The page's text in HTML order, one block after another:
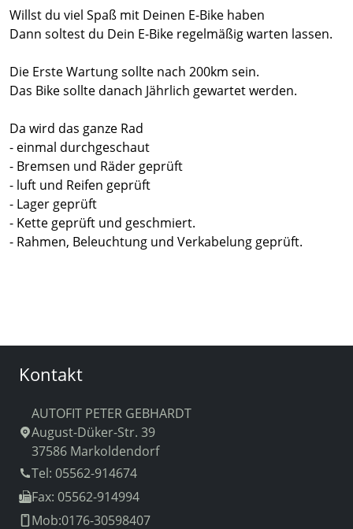
Willst du viel Spaß mit Deinen E-Bike haben
Dann soltest du Dein E-Bike regelmäßig warten lassen.
Die Erste Wartung sollte nach 200km sein.
Das Bike sollte danach Jährlich gewartet werden.
Da wird das ganze Rad
- einmal durchgeschaut
- Bremsen und Räder geprüft
- luft und Reifen geprüft
- Lager geprüft
- Kette geprüft und geschmiert.
- Rahmen, Beleuchtung und Verkabelung geprüft.
Kontakt
AUTOFIT PETER GEBHARDT
August-Düker-Str. 39
37586 Markoldendorf
Tel: 05562-914674
Fax: 05562-914994
Mob:0176-30598407